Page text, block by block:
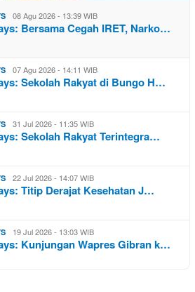
08 Agu 2026 - 13:39 WIB
Bersama Cegah IRET, Narko…
07 Agu 2026 - 14:11 WIB
Sekolah Rakyat di Bungo H…
31 Jul 2026 - 11:35 WIB
Sekolah Rakyat Terintegra…
22 Jul 2026 - 14:07 WIB
Titip Derajat Kesehatan J…
19 Jul 2026 - 13:03 WIB
Kunjungan Wapres Gibran k…